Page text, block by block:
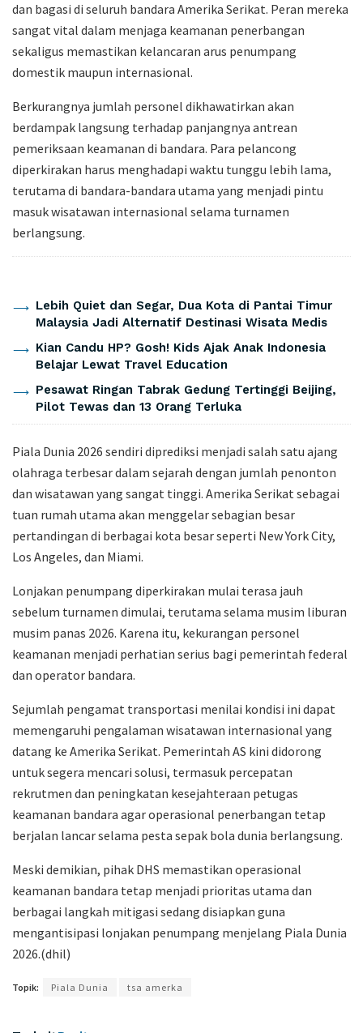
dan bagasi di seluruh bandara Amerika Serikat. Peran mereka
sangat vital dalam menjaga keamanan penerbangan
sekaligus memastikan kelancaran arus penumpang
domestik maupun internasional.
Berkurangnya jumlah personel dikhawatirkan akan
berdampak langsung terhadap panjangnya antrean
pemeriksaan keamanan di bandara. Para pelancong
diperkirakan harus menghadapi waktu tunggu lebih lama,
terutama di bandara-bandara utama yang menjadi pintu
masuk wisatawan internasional selama turnamen
berlangsung.
​Lebih Quiet dan Segar, Dua Kota di Pantai Timur
Malaysia Jadi Alternatif Destinasi Wisata Medis
Kian Candu HP? Gosh! Kids Ajak Anak Indonesia
Belajar Lewat Travel Education
Pesawat Ringan Tabrak Gedung Tertinggi Beijing,
Pilot Tewas dan 13 Orang Terluka
Piala Dunia 2026 sendiri diprediksi menjadi salah satu ajang
olahraga terbesar dalam sejarah dengan jumlah penonton
dan wisatawan yang sangat tinggi. Amerika Serikat sebagai
tuan rumah utama akan menggelar sebagian besar
pertandingan di berbagai kota besar seperti New York City,
Los Angeles, dan Miami.
Lonjakan penumpang diperkirakan mulai terasa jauh
sebelum turnamen dimulai, terutama selama musim liburan
musim panas 2026. Karena itu, kekurangan personel
keamanan menjadi perhatian serius bagi pemerintah federal
dan operator bandara.
Sejumlah pengamat transportasi menilai kondisi ini dapat
memengaruhi pengalaman wisatawan internasional yang
datang ke Amerika Serikat. Pemerintah AS kini didorong
untuk segera mencari solusi, termasuk percepatan
rekrutmen dan peningkatan kesejahteraan petugas
keamanan bandara agar operasional penerbangan tetap
berjalan lancar selama pesta sepak bola dunia berlangsung.
Meski demikian, pihak DHS memastikan operasional
keamanan bandara tetap menjadi prioritas utama dan
berbagai langkah mitigasi sedang disiapkan guna
mengantisipasi lonjakan penumpang menjelang Piala Dunia
2026.(dhil)
Topik: Piala Dunia tsa amerka